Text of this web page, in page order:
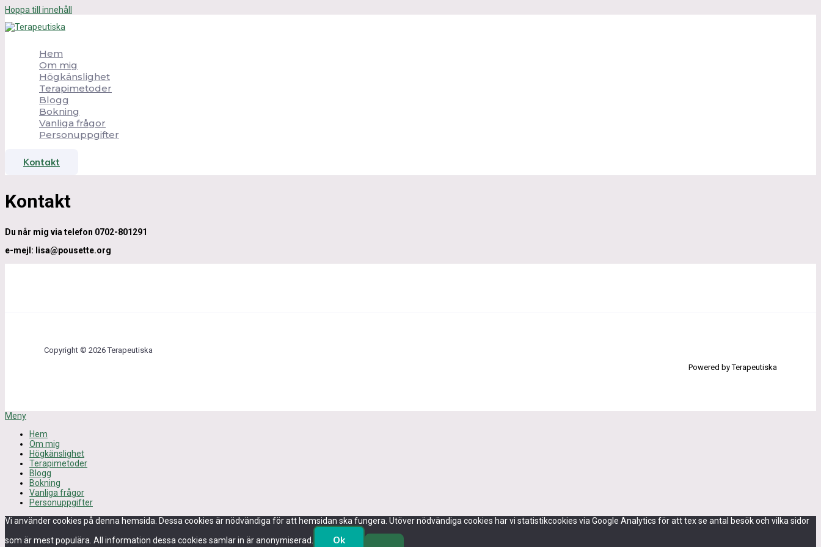
Hoppa till innehåll
Hem
Om mig
Högkänslighet
Terapimetoder
Blogg
Bokning
Vanliga frågor
Personuppgifter
Kontakt
Kontakt
Du når mig via telefon 0702-801291
e-mejl: lisa@pousette.org
Copyright © 2026 Terapeutiska
Powered by Terapeutiska
Meny
Hem
Om mig
Högkänslighet
Terapimetoder
Blogg
Bokning
Vanliga frågor
Personuppgifter
Vi använder cookies på denna hemsida. Dessa cookies är nödvändiga för att hemsidan ska fungera. Utöver nödvändiga cookies har vi statistikcookies via Google Analytics för att tex se antal besök och vilka sidor
som är mest populära. All information dessa cookies samlar in är anonymiserad.
Ok